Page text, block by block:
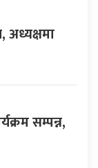
अध्यक्षमा
सम्पन्न,